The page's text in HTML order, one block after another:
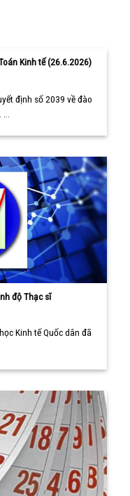
Kinh tế (26.6.2026)
định số 2039 về đào
độ Thạc sĩ
Kinh tế Quốc dân đã